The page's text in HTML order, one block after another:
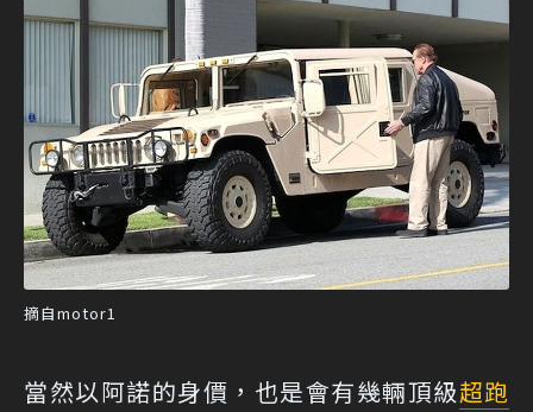
摘自motor1
當然以阿諾的身價，也是會有幾輛頂級超跑